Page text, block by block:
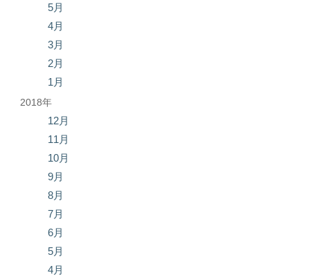
5月
4月
3月
2月
1月
2018年
12月
11月
10月
9月
8月
7月
6月
5月
4月